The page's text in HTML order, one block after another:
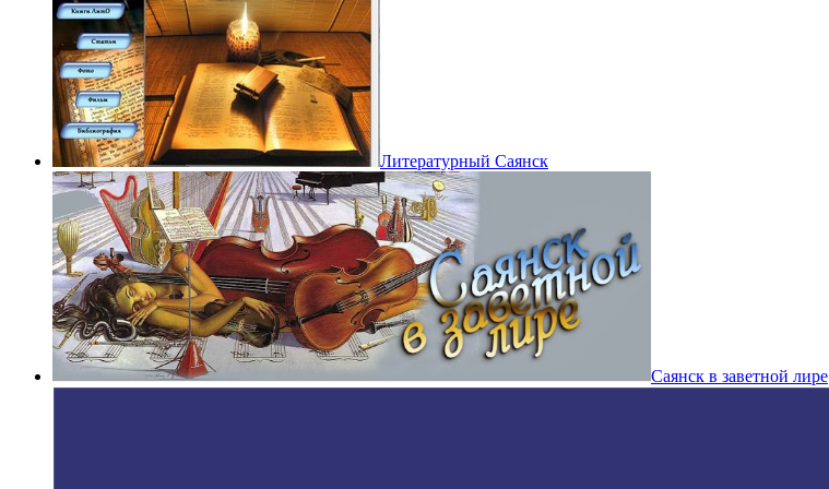
Литературный Саянск
Саянск в заветной лире